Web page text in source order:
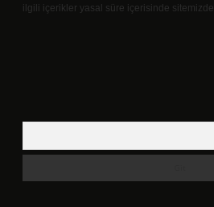
ilgili içerikler yasal süre içerisinde